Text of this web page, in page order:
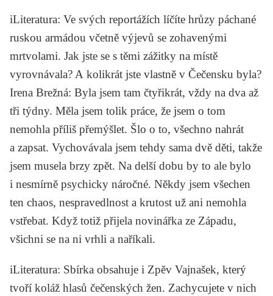
iLiteratura: Ve svých reportážích líčíte hrůzy páchané
ruskou armádou včetně výjevů se zohavenými
mrtvolami. Jak jste se s těmi zážitky na místě
vyrovnávala? A kolikrát jste vlastně v Čečensku byla?
Irena Brežná: Byla jsem tam čtyřikrát, vždy na dva až
tři týdny. Měla jsem tolik práce, že jsem o tom
nemohla příliš přemýšlet. Šlo o to, všechno nahrát
a zapsat. Vychovávala jsem tehdy sama dvě děti, takže
jsem musela brzy zpět. Na delší dobu by to ale bylo
i nesmírně psychicky náročné. Někdy jsem všechen
ten chaos, nespravedlnost a krutost už ani nemohla
vstřebat. Když totiž přijela novinářka ze Západu,
všichni se na ni vrhli a naříkali.
iLiteratura: Sbírka obsahuje i Zpěv Vajnašek, který
tvoří koláž hlasů čečenských žen. Zachycujete v nich